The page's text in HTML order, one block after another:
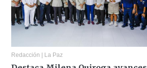
Redacción | La Paz